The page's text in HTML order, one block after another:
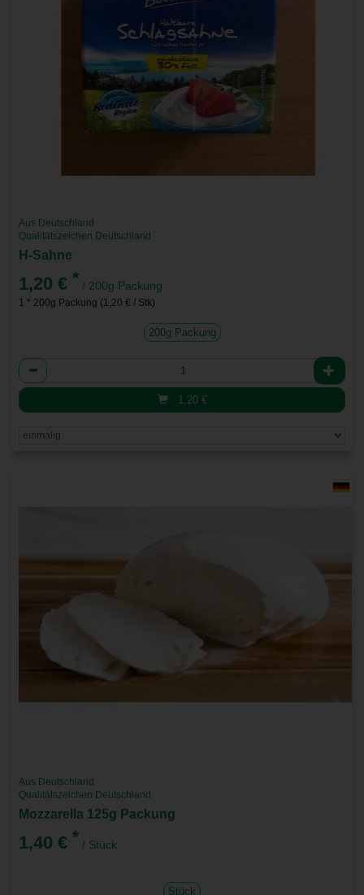
Aus Deutschland
Qualitätszeichen Deutschland
H-Sahne
1,20 € * / 200g Packung
1 * 200g Packung (1,20 € / Stk)
200g Packung
Anzahl
1,20 €
Aus Deutschland
Qualitätszeichen Deutschland
Mozzarella 125g Packung
1,40 € * / Stück
Stück